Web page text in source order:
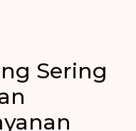
Sering